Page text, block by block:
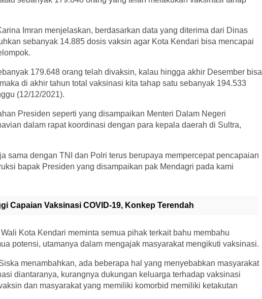
Imran menjelaskan, berdasarkan data yang diterima dari Dinas
sebanyak 14.885 dosis vaksin agar Kota Kendari bisa mencapai
179.648 orang telah divaksin, kalau hingga akhir Desember bisa
di akhir tahun total vaksinasi kita tahap satu sebanyak 194.533
(12/12/2021).
Presiden seperti yang disampaikan Menteri Dalam Negeri
dalam rapat koordinasi dengan para kepala daerah di Sultra,
sama dengan TNI dan Polri terus berupaya mempercepat pencapaian
bapak Presiden yang disampaikan pak Mendagri pada kami
Capaian Vaksinasi COVID-19, Konkep Terendah
Kota Kendari meminta semua pihak terkait bahu membahu
potensi, utamanya dalam mengajak masyarakat mengikuti vaksinasi.
menambahkan, ada beberapa hal yang menyebabkan masyarakat
diantaranya, kurangnya dukungan keluarga terhadap vaksinasi
dan masyarakat yang memiliki komorbid memiliki ketakutan